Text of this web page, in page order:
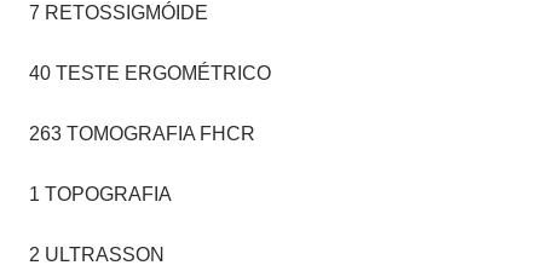
7 RETOSSIGMÓIDE
40 TESTE ERGOMÉTRICO
263 TOMOGRAFIA FHCR
1 TOPOGRAFIA
2 ULTRASSON